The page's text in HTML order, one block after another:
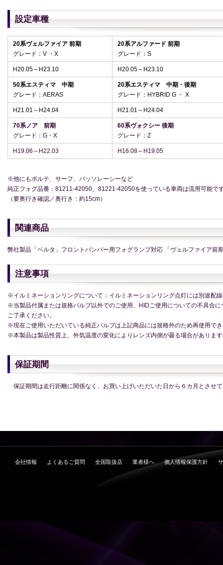
設定車種
20系ヴェルファイア 前期
グレード：V ・X
20系アルファード 前期
グレード：S
H20.05～H23.10 H20.05～H23.10
50系エスティマ 中期
グレード：AERAS
20系エスティマ 中期・後期
グレード：HYBRID G ・ X
H21.01～H24.04 H21.01～ H24.04
70系ノア 前期
グレード：G・X
60系ヴォクシー 後期
グレード：Z
H19.06～H22.03 H16.08～H19.05
※他にもポルテ、サーフ、パッソレーシーなど
純正フォグ品番：81211-42050、81221-42050を使っている車両は流用可能で
（要奥行き確認／奥行き：約15cm）
関連商品
弊社製品「ベルタ」フロントバンパー用フォグランプ対応 「ヴェルファイア前
注意事項
※イルミネーションリングについて：イルミネーションリング点灯には別途配
※当製品付属または規格バルブ以外でのご使用、HIDご使用についての不具合
ご了承ください。
※現在ご使用いただいている純正バルブは上記商品には規格外のため再使用で
※本製品は製品性質上、外気温度の変化によりレンズ内側が曇る場合がありま
保証期間
保証期間は走行距離に関係なく、お買い上げいただいた日から６カ月とさせ
会社情報 よくあるご質問 全国取扱店 業者様へ 個人情報保護方針